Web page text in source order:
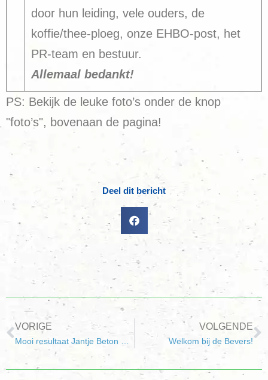
door hun leiding, vele ouders, de
koffie/thee-ploeg, onze EHBO-post, het
PR-team en bestuur.
Allemaal bedankt!
PS: Bekijk de leuke foto’s onder de knop
"foto’s", bovenaan de pagina!
Deel dit bericht
VORIGE VOLGENDE
Welkom bij de Bevers!